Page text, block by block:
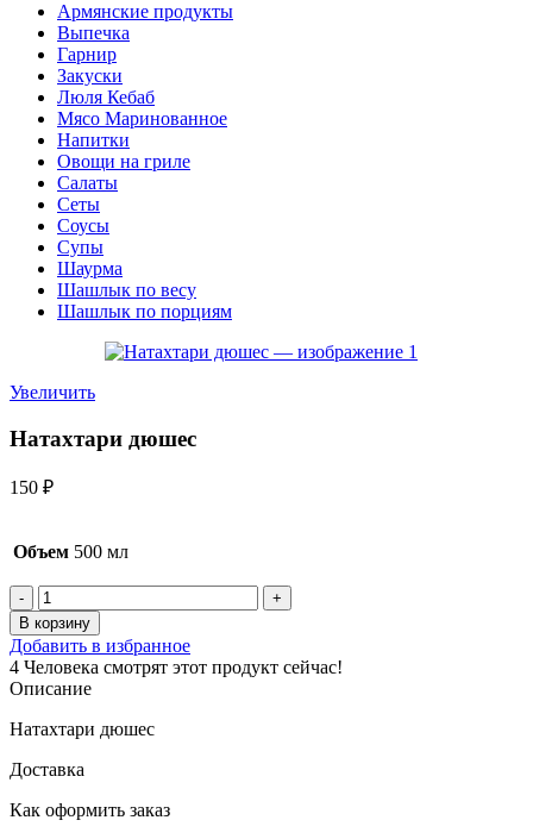
Армянские продукты
Выпечка
Гарнир
Закуски
Люля Кебаб
Мясо Маринованное
Напитки
Овощи на гриле
Салаты
Сеты
Соусы
Супы
Шаурма
Шашлык по весу
Шашлык по порциям
Увеличить
Натахтари дюшес
150 ₽
Объем 500 мл
Количество
товара
Натахтари
дюшес
В корзину
Добавить в избранное
4 Человека смотрят этот продукт сейчас!
Описание
Натахтари дюшес
Доставка
Как оформить заказ